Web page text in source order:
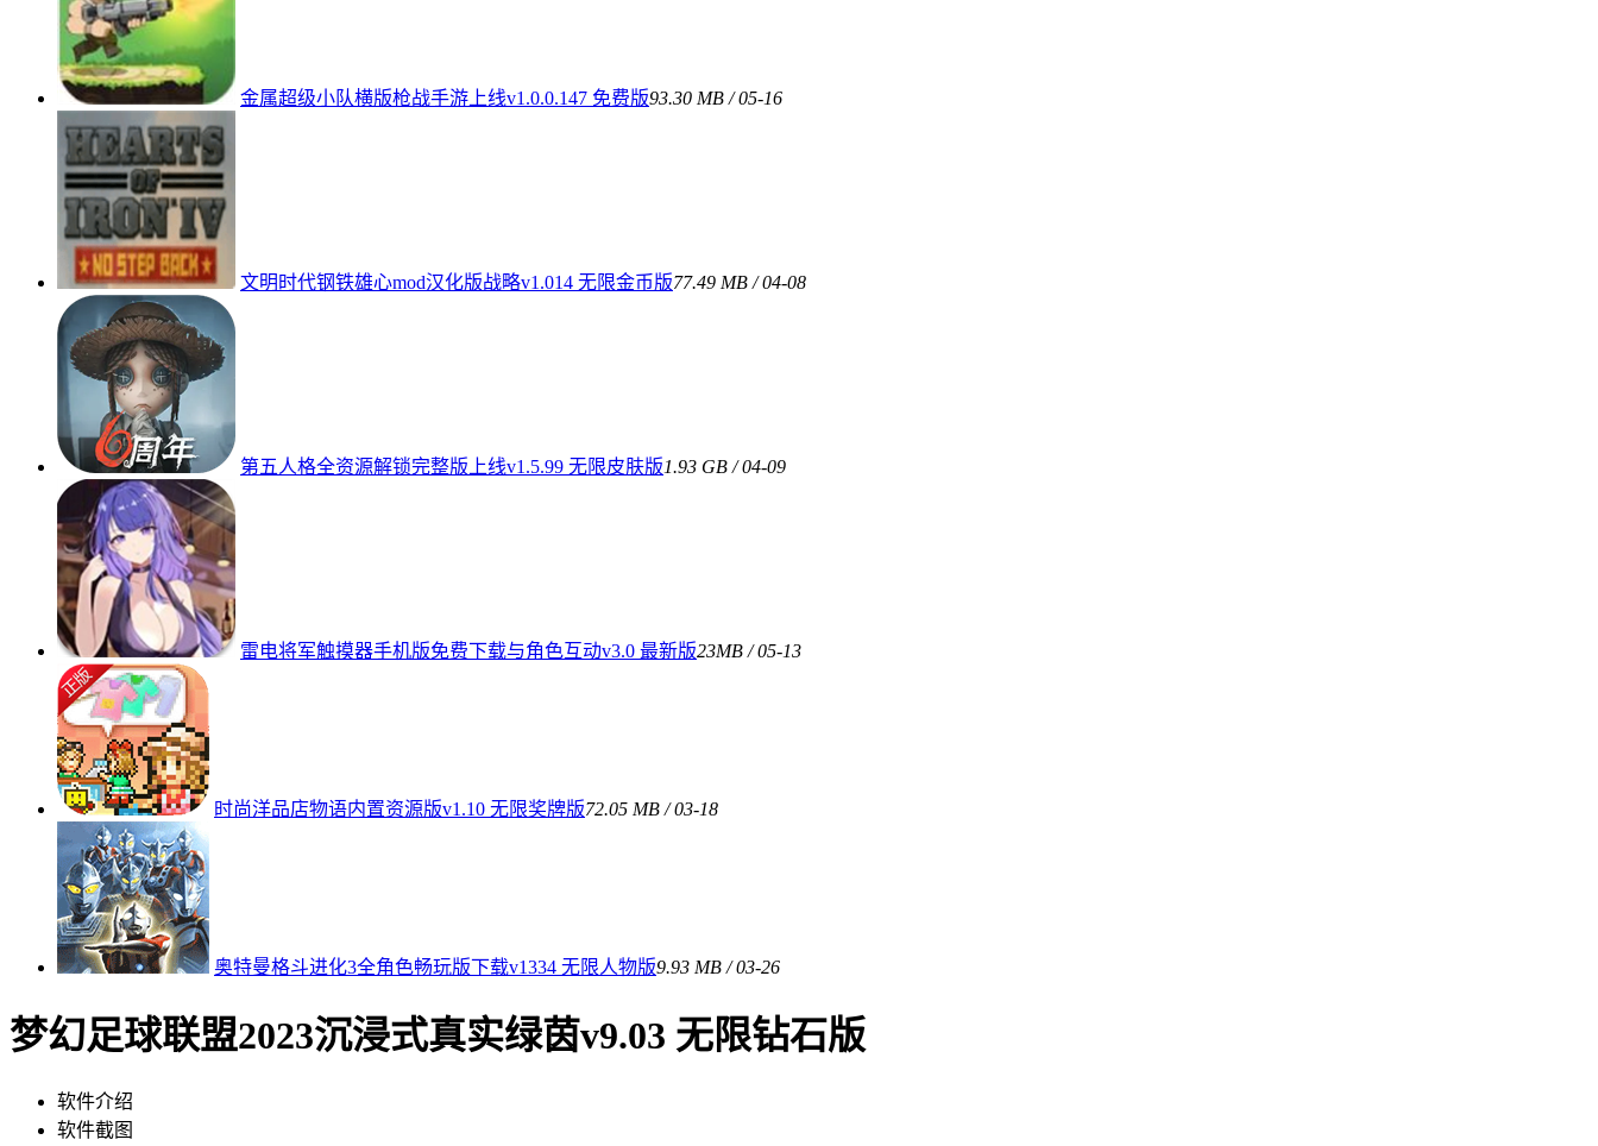
金属超级小队横版枪战手游上线v1.0.0.147 免费版93.30 MB / 05-16
文明时代钢铁雄心mod汉化版战略v1.014 无限金币版77.49 MB / 04-08
第五人格全资源解锁完整版上线v1.5.99 无限皮肤版1.93 GB / 04-09
雷电将军触摸器手机版免费下载与角色互动v3.0 最新版23MB / 05-13
时尚洋品店物语内置资源版v1.10 无限奖牌版72.05 MB / 03-18
奥特曼格斗进化3全角色畅玩版下载v1334 无限人物版9.93 MB / 03-26
梦幻足球联盟2023沉浸式真实绿茵v9.03 无限钻石版
软件介绍
软件截图